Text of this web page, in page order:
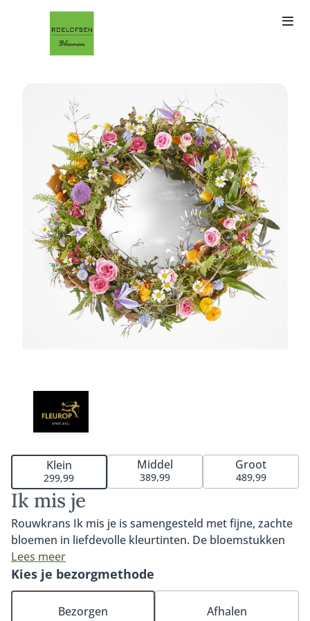
Ik mis je
Rouwkrans Ik mis je is samengesteld met fijne, zachte
bloemen in liefdevolle kleurtinten. De bloemstukken
zijn los en verfijnd opgestoken in een moderne stijl. De
rouwkrans is verkrijgbaar in 40cm, 60cm of 80cm. Een
rouwkrans is een mooie en symbolische bindvorm die
staat voor oneindigheid. De krans kan bij, tegen of
Lees meer
Klein
299,99
Middel
389,99
Groot
489,99
Kies je bezorgmethode
Bezorgen Afhalen